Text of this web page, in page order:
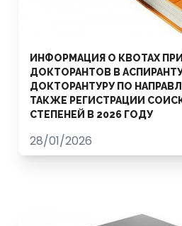
ИНФОРМАЦИЯ О КВОТАХ
ДОКТОРАНТОВ В
ДОКТОРАНТУРУ ПО
ТАКЖЕ РЕГИСТРАЦИИ
СТЕПЕНЕЙ В 2026 ГОДУ
28/01/2026